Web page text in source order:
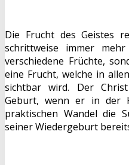
Die Frucht des Geistes
schrittweise immer
verschiedene Früchte,
eine Frucht, welche in
sichtbar wird. Der
Geburt, wenn er in der
praktischen Wandel die
seiner Wiedergeburt